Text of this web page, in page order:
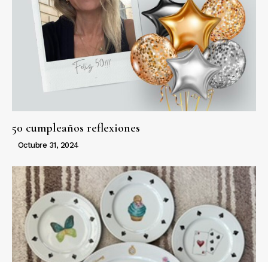
50 cumpleaños reflexiones
Octubre 31, 2024